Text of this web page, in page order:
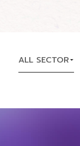
ที่แข็งแรง ปราก
ฝั่ง Supply เรา
ก็มีผู้บริโภคที่พร้อ
ALL SECTOR